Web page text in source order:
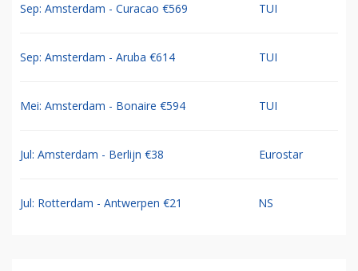
Sep: Amsterdam - Curacao €569 TUI
Sep: Amsterdam - Aruba €614 TUI
Mei: Amsterdam - Bonaire €594 TUI
Jul: Amsterdam - Berlijn €38 Eurostar
Jul: Rotterdam - Antwerpen €21 NS